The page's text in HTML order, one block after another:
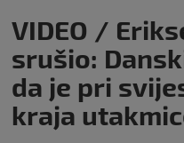
VIDEO /
srušio:
da je pri
kraja